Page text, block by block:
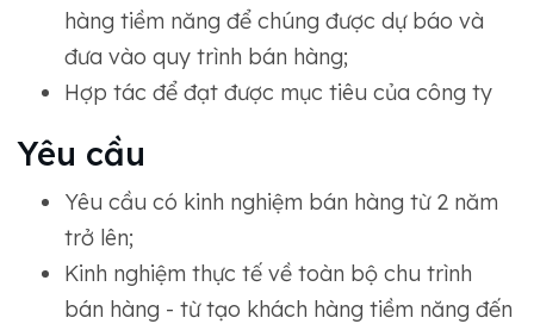
hàng tiềm năng để chúng được dự báo và
đưa vào quy trình bán hàng;
Hợp tác để đạt được mục tiêu của công ty
Yêu cầu
Yêu cầu có kinh nghiệm bán hàng từ 2 năm
trở lên;
Kinh nghiệm thực tế về toàn bộ chu trình
bán hàng - từ tạo khách hàng tiềm năng đến